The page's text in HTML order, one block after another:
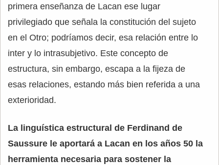
primera enseñanza de Lacan ese lugar
privilegiado que señala la constitución del sujeto
en el Otro; podríamos decir, esa relación entre lo
inter y lo intrasubjetivo. Este concepto de
estructura, sin embargo, escapa a la fijeza de
esas relaciones, estando más bien referida a una
exterioridad.
La linguística estructural de Ferdinand de
Saussure le aportará a Lacan en los años 50 la
herramienta necesaria para sostener la